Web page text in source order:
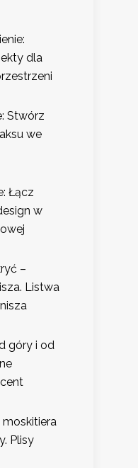
dla
Stwórz
we
Łącz
w
–
Listwa
góry i od
Plisy